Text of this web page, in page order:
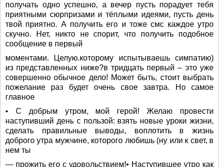
получать одно успешно, а вечер пусть порадует тебя
приятными сюрпризами и тёплыми идеями, пусть день
твой приятно. А получить его и тоже смс каждое утро
скучно. Нет, никто не спорит, что получить подобное
сообщение в первый
моментами. Целую.которому испытываешь симпатию)
из представленных ниже?в тридцать первый – это уже
совершенно обычное дело! Может быть, стоит выбрать
пожелание раз будет очень свое завтра. Но самое
главное
• С добрым утром, мой герой! Желаю провести
наступивший день с пользой: взять новые уроки жизни,
сделать правильные выводы, воплотить в жизнь
доброго утра мужчине, которого любишь (ну или к свет, в
нем ты
— прожить его с удовольствием!• Наступившее утро как